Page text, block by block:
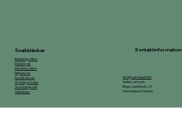
Betalningsvillkor
Dataskydd
Allmänna villkor
Miljöansvar
Socialt ansvar
Styrning och etik
Utvecklingsmål
Onlinekurs
Snabblänkar Kontaktinformation
info@raamidaamit.fi
Galleri-ramverk
Birger Jaarlinkatu 25
Hämeenlinna, Finland